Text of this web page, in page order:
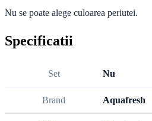
Nu se poate alege culoarea periutei.
Specificatii
Set Nu
Brand Aquafresh